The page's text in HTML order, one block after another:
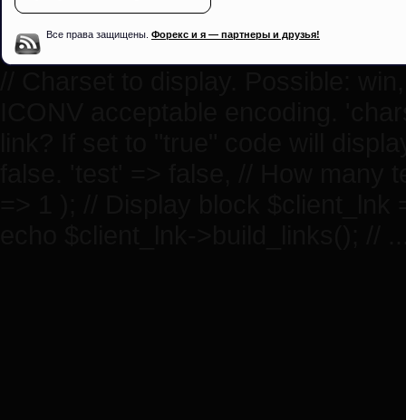
Все права защищены. Форекс и я — партнеры и друзья!